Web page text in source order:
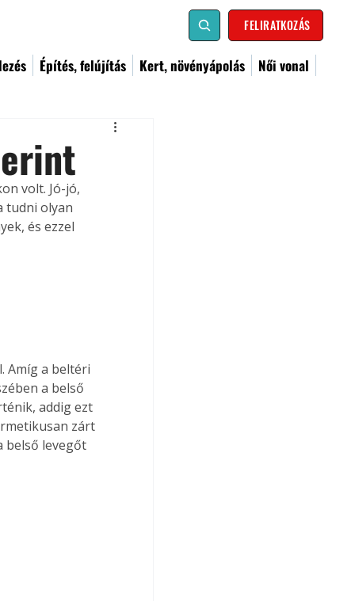
FELIRATKOZÁS
Építés, felújítás Kert, növényápolás Női vonal
volt. Jó-jó,
tudni olyan
és ezzel
Amíg a beltéri
a belső
addig ezt
zárt
belső levegőt